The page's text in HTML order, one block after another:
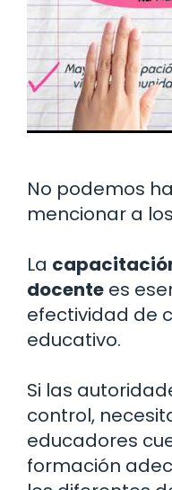
No podemos
mencionar a
La
docente es
efectividad de
educativo.
Si las
control,
educadores
formación